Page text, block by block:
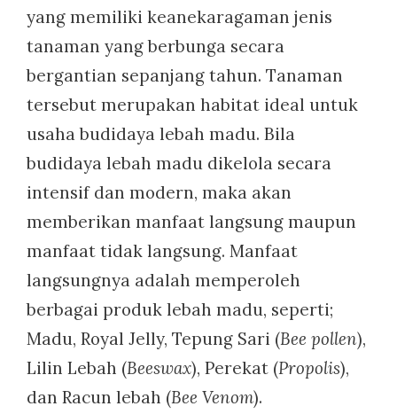
yang memiliki keanekaragaman jenis
tanaman yang berbunga secara
bergantian sepanjang tahun. Tanaman
tersebut merupakan habitat ideal untuk
usaha budidaya lebah madu. Bila
budidaya lebah madu dikelola secara
intensif dan modern, maka akan
memberikan manfaat langsung maupun
manfaat tidak langsung. Manfaat
langsungnya adalah memperoleh
berbagai produk lebah madu, seperti;
Madu, Royal Jelly, Tepung Sari (Bee pollen),
Lilin Lebah (Beeswax), Perekat (Propolis),
dan Racun lebah (Bee Venom).